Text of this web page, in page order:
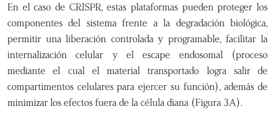
En el caso de CRISPR, estas plataformas pueden proteger los
componentes del sistema frente a la degradación biológica,
permitir una liberación controlada y programable, facilitar la
internalización celular y el escape endosomal (proceso
mediante el cual el material transportado logra salir de
compartimentos celulares para ejercer su función), además de
minimizar los efectos fuera de la célula diana (Figura 3A).